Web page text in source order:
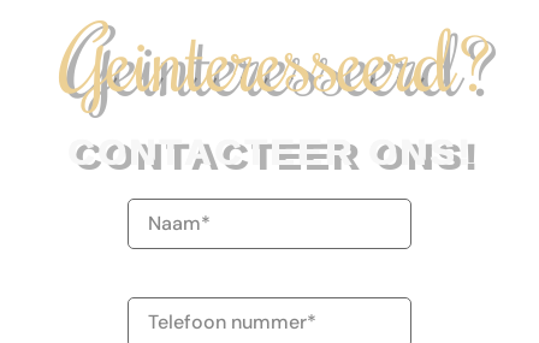
Geinteresseerd?
CONTACTEER ONS!
Naam(Vereist)
Telefoonnummer